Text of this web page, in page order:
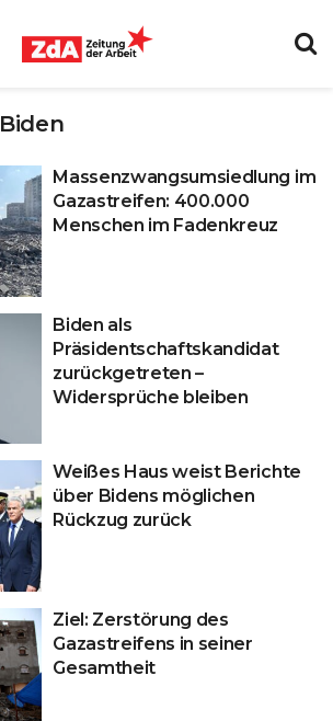
Biden
Massenzwangsumsiedlung im
Gazastreifen: 400.000
Menschen im Fadenkreuz
Biden als
Präsidentschaftskandidat
zurückgetreten –
Widersprüche bleiben
Weißes Haus weist Berichte
über Bidens möglichen
Rückzug zurück
Ziel: Zerstörung des
Gazastreifens in seiner
Gesamtheit